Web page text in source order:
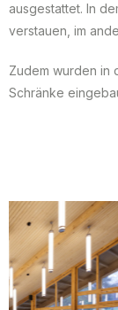
ausgestattet. In
verstauen, im
Zudem wurden in
Schränke